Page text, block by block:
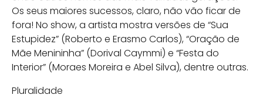
Os seus maiores sucessos, claro, não vão ficar de
fora! No show, a artista mostra versões de “Sua
Estupidez” (Roberto e Erasmo Carlos), “Oração de
Mãe Menininha” (Dorival Caymmi) e “Festa do
Interior” (Moraes Moreira e Abel Silva), dentre outras.
Pluralidade